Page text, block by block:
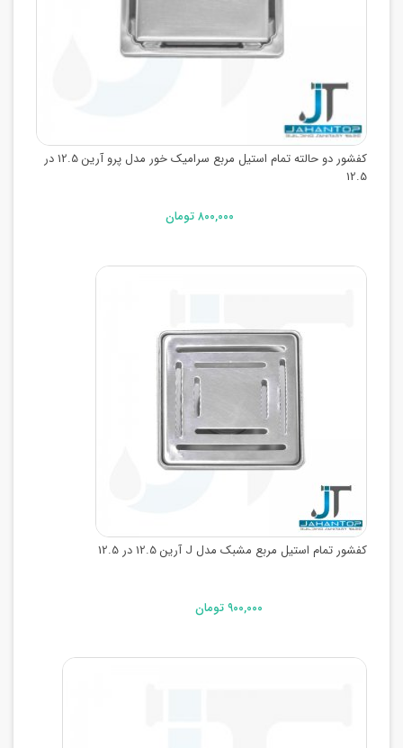
کفشور دو حالته تمام استیل مربع سرامیک خور مدل پرو آرین 12.5 در
12.5
۸۰۰,۰۰۰ تومان
کفشور تمام استیل مربع مشبک مدل J آرین 12.5 در 12.5
۹۰۰,۰۰۰ تومان